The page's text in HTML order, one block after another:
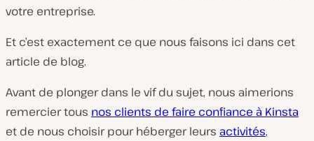
votre entreprise.
Et c’est exactement ce que nous faisons ici dans cet
article de blog.
Avant de plonger dans le vif du sujet, nous aimerions
remercier tous nos clients de faire confiance à Kinsta
et de nous choisir pour héberger leurs activités,